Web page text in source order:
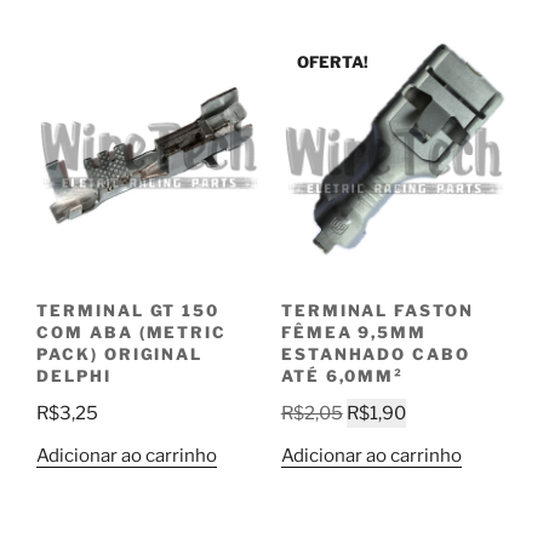
TERMINAL GT 150
COM ABA (METRIC
PACK) ORIGINAL
DELPHI
R$3,25
Adicionar ao carrinho
OFERTA!
TERMINAL FASTON
FÊMEA 9,5MM
ESTANHADO CABO
ATÉ 6,0MM²
R$2,05 O
original
R$1,90O
atual
Adicionar ao carrinho